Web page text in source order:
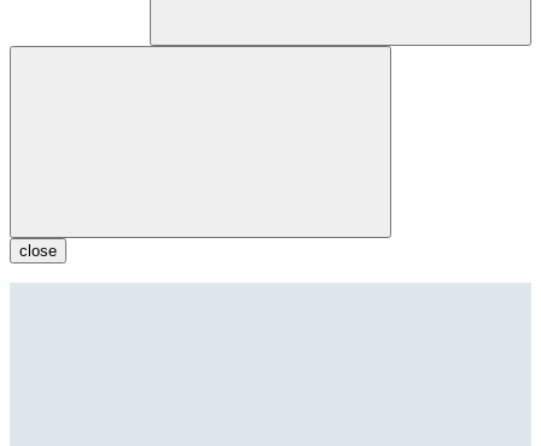
close